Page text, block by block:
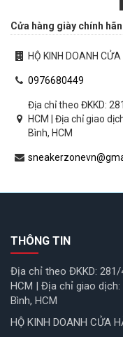
Cửa hàng giày chính
HỘ KINH DOANH
0976680449
Địa chỉ theo ĐKKD:
HCM | Địa chỉ giao
Bình, HCM
THÔNG TIN
Địa chỉ theo ĐKKD: 281/
HCM | Địa chỉ giao dịch:
Bình, HCM
HỘ KINH DOANH CỬA